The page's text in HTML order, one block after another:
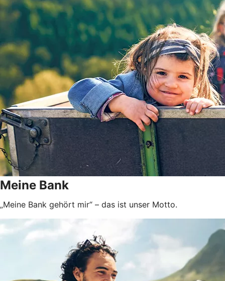
Meine Bank
„Meine Bank gehört mir“ – das ist unser Motto.